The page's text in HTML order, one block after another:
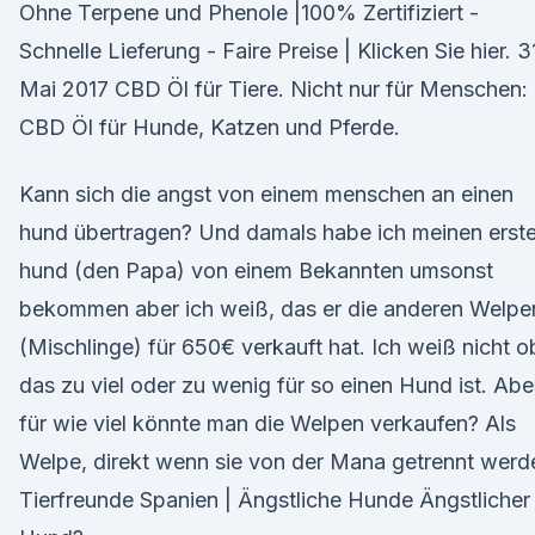
Ohne Terpene und Phenole |100% Zertifiziert -
Schnelle Lieferung - Faire Preise | Klicken Sie hier.
Mai 2017 CBD Öl für Tiere. Nicht nur für Menschen:
CBD Öl für Hunde, Katzen und Pferde.
Kann sich die angst von einem menschen an einen
hund übertragen? Und damals habe ich meinen
hund (den Papa) von einem Bekannten umsonst
bekommen aber ich weiß, das er die anderen
(Mischlinge) für 650€ verkauft hat. Ich weiß nicht
das zu viel oder zu wenig für so einen Hund ist.
für wie viel könnte man die Welpen verkaufen? Als
Welpe, direkt wenn sie von der Mana getrennt
Tierfreunde Spanien | Ängstliche Hunde Ängstlicher